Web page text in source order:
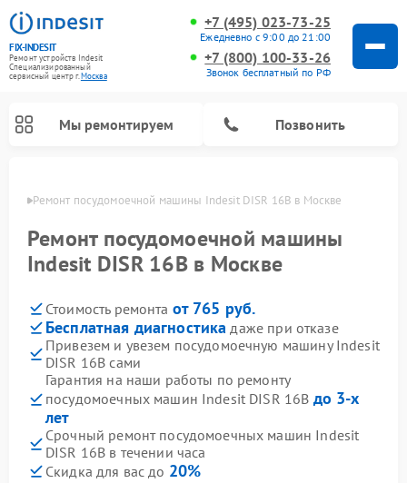
FIX-INDESIT
Ремонт устройств Indesit
Специализированный
cервисный центр г.Москва
+7 (495) 023-73-25
Ежедневно с 9:00 до 21:00
+7 (800) 100-33-26
Звонок бесплатный по РФ
Мы ремонтируем Позвонить
Ремонт посудомоечной машины Indesit DISR 16B в Москве
Ремонт посудомоечной машины
Indesit DISR 16B в Москве
Стоимость ремонта от 765 руб.
Бесплатная диагностика даже при отказе
Привезем и увезем посудомоечную машину Indesit
DISR 16B сами
Гарантия на наши работы по ремонту
посудомоечных машин Indesit DISR 16B до 3-х
лет
Срочный ремонт посудомоечных машин Indesit
DISR 16B в течении часа
Скидка для вас до 20%